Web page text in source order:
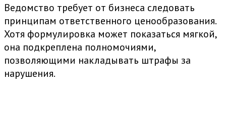
Ведомство требует от бизнеса следовать
принципам ответственного ценообразования.
Хотя формулировка может показаться мягкой,
она подкреплена полномочиями,
позволяющими накладывать штрафы за
нарушения.